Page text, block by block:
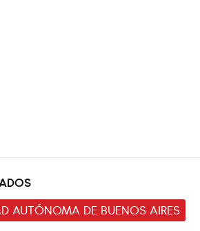
AUTÓNOMA DE BUENOS AIRES